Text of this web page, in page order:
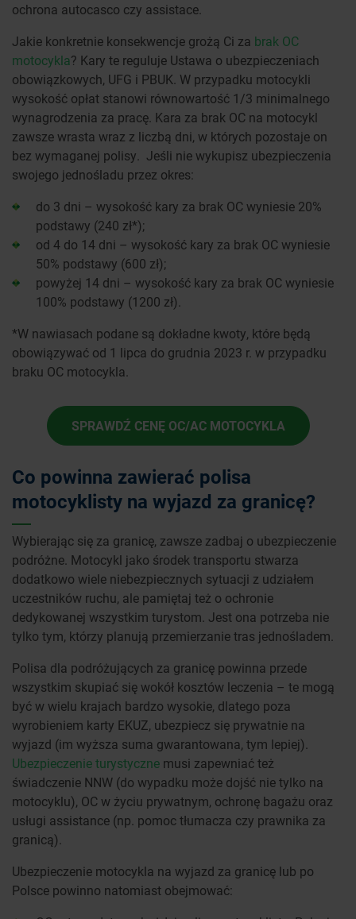
ochrona autocasco czy assistace.
Jakie konkretnie konsekwencje grożą Ci za brak OC
motocykla? Kary te reguluje Ustawa o ubezpieczeniach
obowiązkowych, UFG i PBUK. W przypadku motocykli
wysokość opłat stanowi równowartość 1/3 minimalnego
wynagrodzenia za pracę. Kara za brak OC na motocykl
zawsze wrasta wraz z liczbą dni, w których pozostaje on
bez wymaganej polisy. Jeśli nie wykupisz ubezpieczenia
swojego jednośladu przez okres:
do 3 dni – wysokość kary za brak OC wyniesie 20%
podstawy (240 zł*);
od 4 do 14 dni – wysokość kary za brak OC wyniesie
50% podstawy (600 zł);
powyżej 14 dni – wysokość kary za brak OC wyniesie
100% podstawy (1200 zł).
*W nawiasach podane są dokładne kwoty, które będą
obowiązywać od 1 lipca do grudnia 2023 r. w przypadku
braku OC motocykla.
SPRAWDŹ CENĘ OC/AC MOTOCYKLA
Co powinna zawierać polisa
motocyklisty na wyjazd za granicę?
Wybierając się za granicę, zawsze zadbaj o ubezpieczenie
podróżne. Motocykl jako środek transportu stwarza
dodatkowo wiele niebezpiecznych sytuacji z udziałem
uczestników ruchu, ale pamiętaj też o ochronie
dedykowanej wszystkim turystom. Jest ona potrzeba nie
tylko tym, którzy planują przemierzanie tras jednośladem.
Polisa dla podróżujących za granicę powinna przede
wszystkim skupiać się wokół kosztów leczenia – te mogą
być w wielu krajach bardzo wysokie, dlatego poza
wyrobieniem karty EKUZ, ubezpiecz się prywatnie na
wyjazd (im wyższa suma gwarantowana, tym lepiej).
Ubezpieczenie turystyczne musi zapewniać też
świadczenie NNW (do wypadku może dojść nie tylko na
motocyklu), OC w życiu prywatnym, ochronę bagażu oraz
usługi assistance (np. pomoc tłumacza czy prawnika za
granicą).
Ubezpieczenie motocykla na wyjazd za granicę lub po
Polsce powinno natomiast obejmować: